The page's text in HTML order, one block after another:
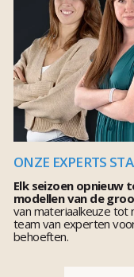
ONZE EXPERTS
Elk seizoen opnieuw
modellen van de
van materiaalkeuze tot
team van experten
behoeften.